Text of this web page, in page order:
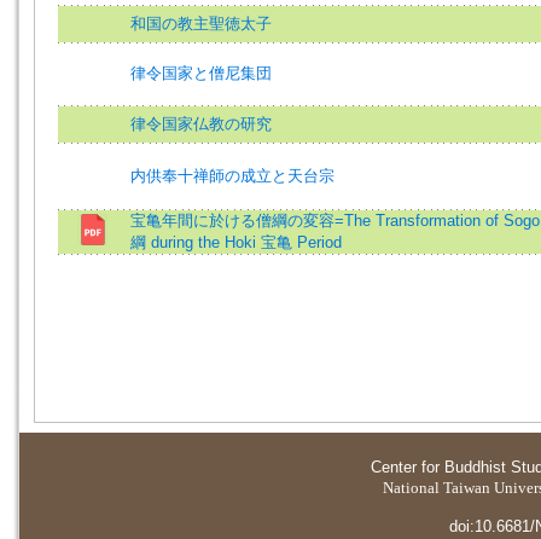
和国の教主聖徳太子
律令国家と僧尼集団
律令国家仏教の研究
内供奉十禅師の成立と天台宗
宝亀年間に於ける僧綱の変容=The Transformation of
綱 during the Hoki 宝亀 Period
Center for Buddhist
National Taiwan
doi:10.6681/